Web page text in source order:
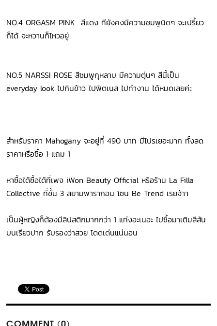
NO.4 ORGASM PINK สีแดง ทียังคงมีความชมพูนิดๆ จะเปรี้ยว
ก็ได้ จะหวานก็ไหวอยู่
NO.5 NARSSI ROSE สีชมพูกุหลาบ มีความตุ่นๆ สีนี้เป็น
everyday look ไปกินข้าว ไปฟิตเนส ไปทำงาน ได้หมดเลยค่ะ
สำหรับราคา Mahogany จะอยู่ที่ 490 บาท มีโปรเยอะมาก ทั้งลด
ราคาหรือซื้อ 1 แถม 1
หาซื้อได้ซื้อได้ที่เพจ iWon Beauty Official หรือร้าน La Filla
Collective ที่ชั้น 3 สยามพารากอน โซน Be Trend เรยจ้าา
เป็นผู้หญิงก็ต้องมีลิปสติกมากกว่า 1 แท่งอะเนอะ ไปซื้อมาเติมสีสัน
บนเรียวปาก รับรองว่าสวย โดดเด่นแน่นอน